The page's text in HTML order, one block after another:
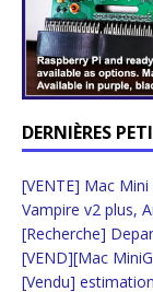
DERNIÈRES
[VENTE] Mac
Vampire v2 plus,
[Recherche]
[VEND][Mac
[Vendu]